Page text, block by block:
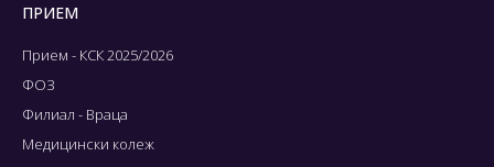
ПРИЕМ
Прием - КСК 2025/2026
ФОЗ
Филиал - Враца
Медицински колеж